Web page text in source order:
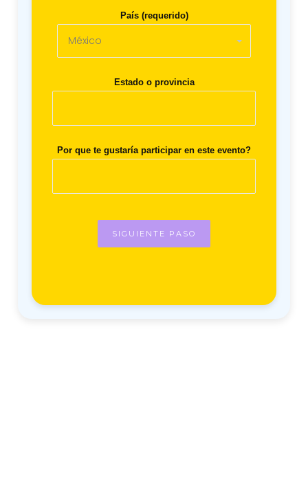
País (requerido)
Estado o provincia
Por que te gustaría participar en este evento?